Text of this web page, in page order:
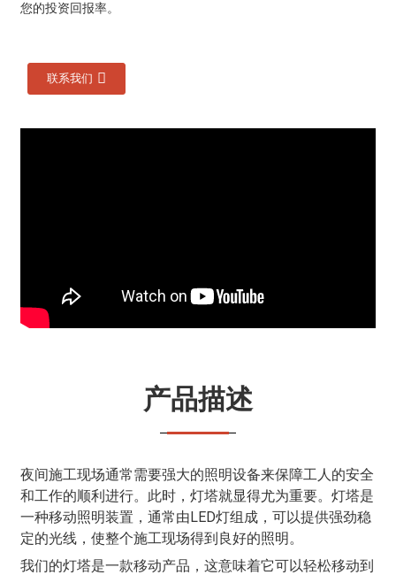
您的投资回报率。
联系我们
产品描述
夜间施工现场通常需要强大的照明设备来保障工人的安全
和工作的顺利进行。此时，灯塔就显得尤为重要。灯塔是
一种移动照明装置，通常由LED灯组成，可以提供强劲稳
定的光线，使整个施工现场得到良好的照明。
我们的灯塔是一款移动产品，这意味着它可以轻松移动到